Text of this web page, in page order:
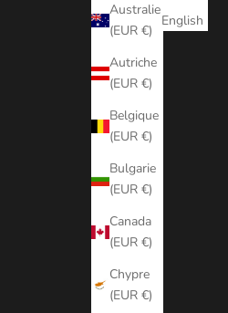
Australie
(EUR €)
Autriche
(EUR €)
Belgique
(EUR €)
Bulgarie
(EUR €)
Canada
(EUR €)
Chypre
(EUR €)
English